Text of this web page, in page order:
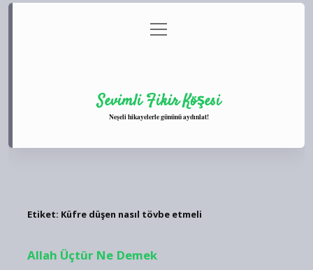
Gizlilik Politikası
menüyü
aç
Sevimli Fikir Köşesi
Neşeli hikayelerle gününü aydınlat!
Etiket: Küfre düşen nasıl tövbe etmeli
Allah Üçtür Ne Demek